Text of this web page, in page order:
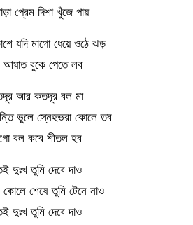
প্রেম দিশা খুঁজে পায়
যদি মাগো ধেয়ে ওঠে ঝড়
আঘাত বুকে পেতে লব
আর কতদূর বল মা
ভুলে স্নেহভরা কোলে তব
বল কবে শীতল হব
দুঃখ তুমি দেবে দাও
কোলে শেষে তুমি টেনে নাও
দুঃখ তুমি দেবে দাও